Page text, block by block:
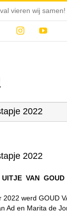
vieren wij samen!
FacebookInstagram
2022
2022
VAN
werd GOUD
Ad en Marita de